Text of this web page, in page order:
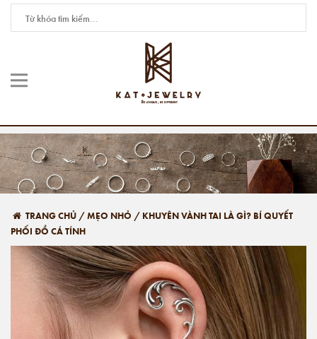
TRANG CHỦ /MẸO NHỎ / KHUYÊN VÀNH TAI LÀ GÌ? BÍ QUYẾT
PHỐI ĐỒ CÁ TÍNH